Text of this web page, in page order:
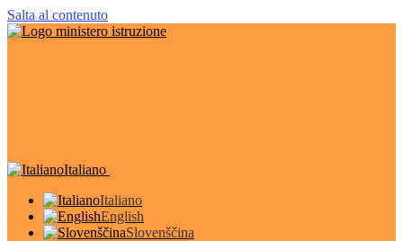
Salta al contenuto
Italiano
Italiano
English
Slovenščina